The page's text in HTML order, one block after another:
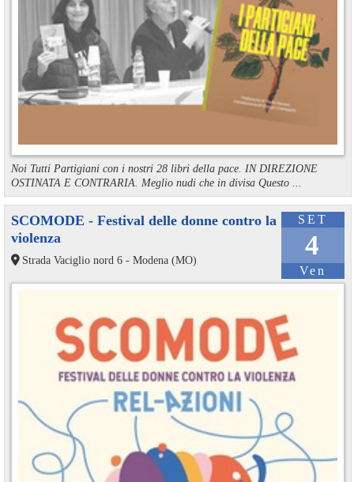
Noi Tutti Partigiani con i nostri 28 libri della pace. IN DIREZIONE
OSTINATA E CONTRARIA. Meglio nudi che in divisa Questo ...
SET
4
Ven
SCOMODE - Festival delle donne contro la
violenza
Strada Vaciglio nord 6 - Modena (MO)